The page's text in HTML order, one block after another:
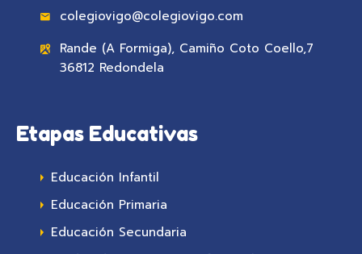
colegiovigo@colegiovigo.com
Rande (A Formiga), Camiño Coto Coello,7
36812 Redondela
Etapas Educativas
Educación Infantil
Educación Primaria
Educación Secundaria